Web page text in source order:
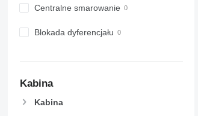
Centralne smarowanie
Blokada dyferencjału
Kabina
Kabina